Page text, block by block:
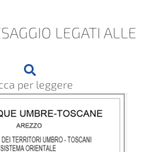
LEGATI ALLE
per leggere